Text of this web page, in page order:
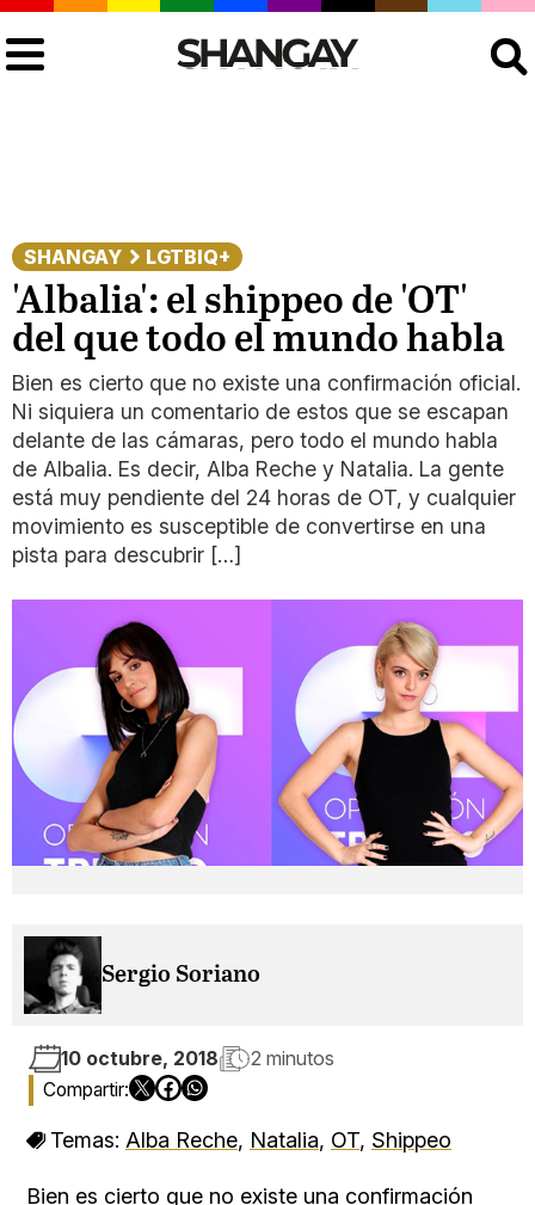
SHANGAY LGTBIQ+
'Albalia': el shippeo de 'OT'
del que todo el mundo habla
Bien es cierto que no existe una confirmación oficial.
Ni siquiera un comentario de estos que se escapan
delante de las cámaras, pero todo el mundo habla
de Albalia. Es decir, Alba Reche y Natalia. La gente
está muy pendiente del 24 horas de OT, y cualquier
movimiento es susceptible de convertirse en una
pista para descubrir […]
Sergio Soriano
10 octubre, 2018 2 minutos
Temas: Alba Reche, Natalia, OT, Shippeo
Bien es cierto que no existe una confirmación